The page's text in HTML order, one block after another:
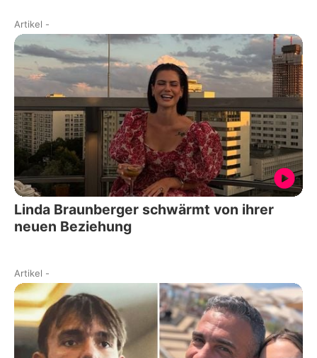
Artikel -
Linda Braunberger schwärmt von ihrer
neuen Beziehung
Artikel -